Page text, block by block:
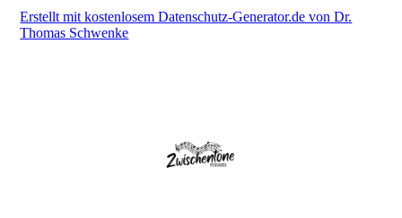
Erstellt mit kostenlosem Datenschutz-Generator.de von Dr.
Thomas Schwenke